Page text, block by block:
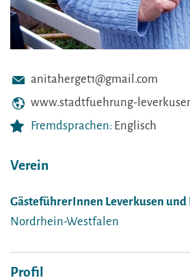
anitaherget1@gmail.com
www.stadtfuehrung-
Fremdsprachen: Englisch
Verein
GästeführerInnen Leverkusen und
Nordrhein-Westfalen
Profil